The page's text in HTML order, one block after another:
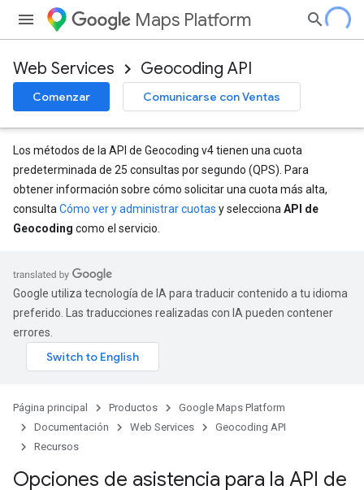
Maps Platform
Web Services Geocoding API
Comenzar Comunicarse con Ventas
Los métodos de la API de Geocoding v4 tienen una cuota
predeterminada de 25 consultas por segundo (QPS). Para
obtener información sobre cómo solicitar una cuota más alta,
consulta Cómo ver y administrar cuotas y selecciona API de
Geocoding como el servicio.
Google utiliza tecnología de IA para traducir contenido a tu idioma
preferido. Las traducciones realizadas con IA pueden contener
errores.
Página principal Productos
Google Maps Platform
Documentación
Web Services
Geocoding API
Recursos
Opciones de asistencia para la API de